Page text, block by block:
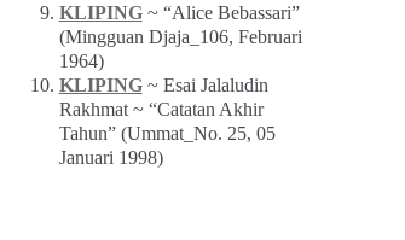
KLIPING~ “Alice Bebassari”
(Mingguan Djaja_106, Februari
1964)
KLIPING~ Esai Jalaludin
Rakhmat ~ “Catatan Akhir
Tahun” (Ummat_No. 25, 05
Januari 1998)